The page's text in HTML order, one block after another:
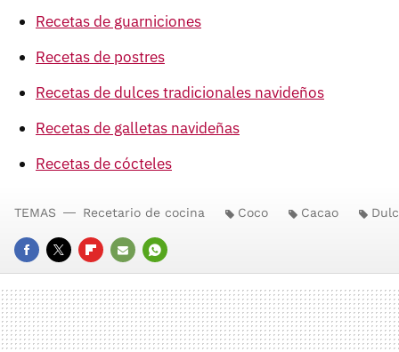
Recetas de guarniciones
Recetas de postres
Recetas de dulces tradicionales navideños
Recetas de galletas navideñas
Recetas de cócteles
FACEBOOK
TWITTERFLIPBOARD
E-
MAIL
WHATSAPP
TEMAS Recetario de cocina Coco Cacao